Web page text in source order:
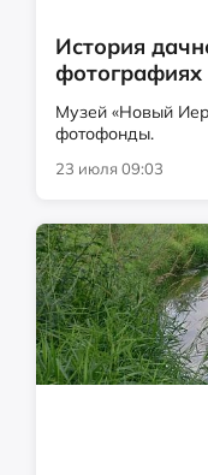
История
фотографиях
Музей «Новый
фотофонды.
23 июля 09:03